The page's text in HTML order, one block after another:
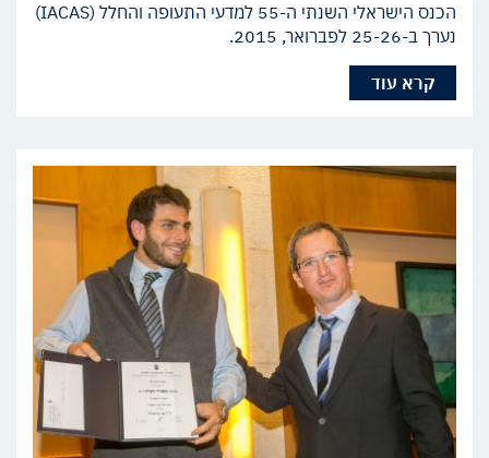
הכנס הישראלי השנתי ה-55 למדעי התעופה והחלל (IACAS)
נערך ב-25-26 לפברואר, 2015.
קרא עוד